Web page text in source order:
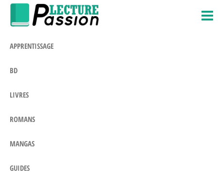
Zum
Inhalt
APPRENTISSAGE
BD
LIVRES
ROMANS
MANGAS
GUIDES